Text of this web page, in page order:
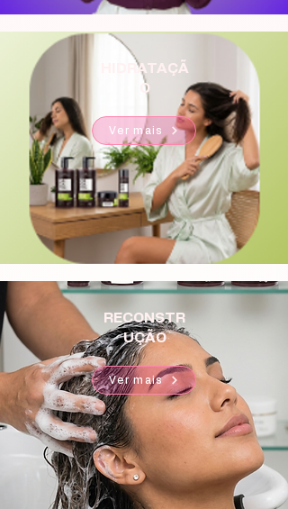
HIDRATAÇÃ
O
Ver mais
RECONSTR
UÇÃO
Ver mais